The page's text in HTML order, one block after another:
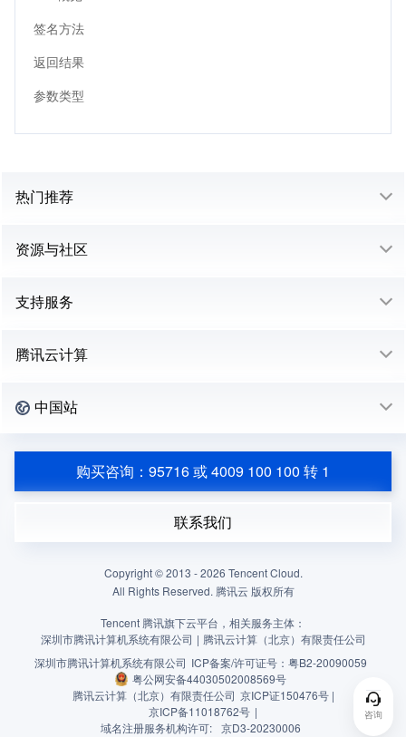
签名方法
返回结果
参数类型
咨询
热门推荐
资源与社区
支持服务
腾讯云计算
中国站
购买咨询：95716 或 4009 100 100 转 1
联系我们
Copyright © 2013 -2026 Tencent Cloud.
All Rights Reserved. 腾讯云 版权所有
Tencent 腾讯旗下云平台，相关服务主体：
深圳市腾讯计算机系统有限公司 | 腾讯云计算（北京）有限责任公司
深圳市腾讯计算机系统有限公司 ICP备案/许可证号： 粤B2-20090059
粤公网安备44030502008569号
腾讯云计算（北京）有限责任公司 京ICP证150476号 |
京ICP备11018762号 |
域名注册服务机构许可: 京D3-20230006